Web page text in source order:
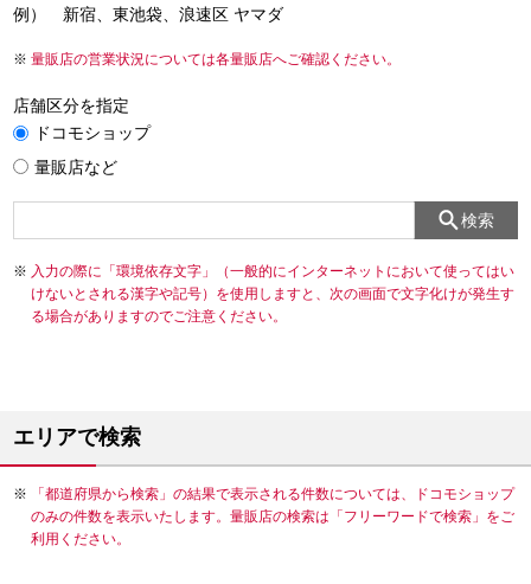
例） 新宿、東池袋、浪速区 ヤマダ
量販店の営業状況については各量販店へご確認ください。
店舗区分を指定
ドコモショップ
量販店など
検索
入力の際に「環境依存文字」（一般的にインターネットにおいて使ってはい
けないとされる漢字や記号）を使用しますと、次の画面で文字化けが発生す
る場合がありますのでご注意ください。
エリアで検索
「都道府県から検索」の結果で表示される件数については、ドコモショップ
のみの件数を表示いたします。量販店の検索は「フリーワードで検索」をご
利用ください。